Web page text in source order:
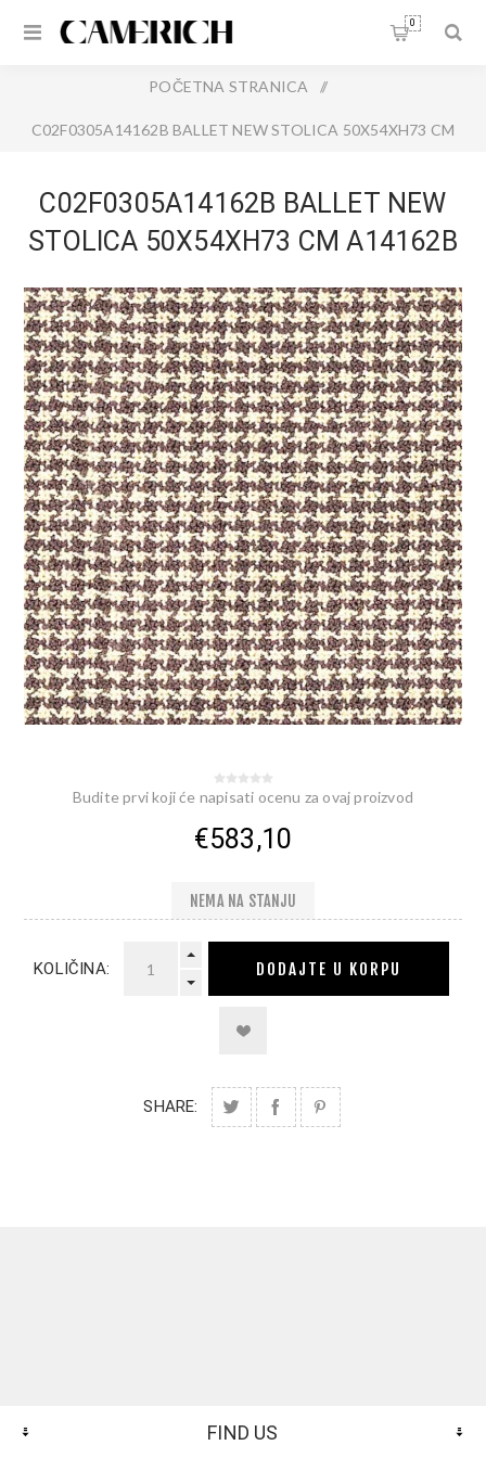
0
POČETNA STRANICA /
C02F0305A14162B BALLET NEW STOLICA 50X54XH73 CM
C02F0305A14162B BALLET NEW
STOLICA 50X54XH73 CM A14162B
Budite prvi koji će napisati ocenu za ovaj proizvod
€583,10
NEMA NA STANJU
KOLIČINA: DODAJTE U KORPU
SHARE:
FIND US